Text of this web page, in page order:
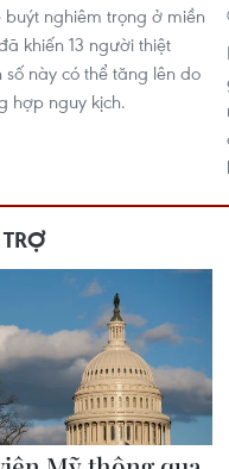
buýt nghiêm trọng ở miền
khiến 13 người thiệt
này có thể tăng lên do
hợp nguy kịch.